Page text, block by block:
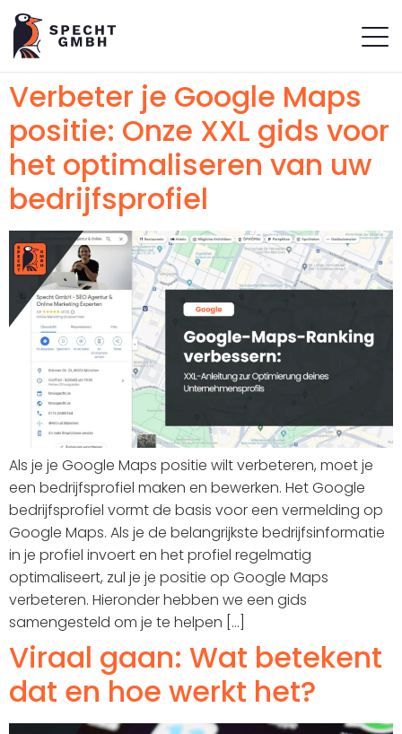
Verbeter je Google Maps
positie: Onze XXL gids voor
het optimaliseren van uw
bedrijfsprofiel
Als je je Google Maps positie wilt verbeteren, moet je
een bedrijfsprofiel maken en bewerken. Het Google
bedrijfsprofiel vormt de basis voor een vermelding op
Google Maps. Als je de belangrijkste bedrijfsinformatie
in je profiel invoert en het profiel regelmatig
optimaliseert, zul je je positie op Google Maps
verbeteren. Hieronder hebben we een gids
samengesteld om je te helpen [...]
Viraal gaan: Wat betekent
dat en hoe werkt het?